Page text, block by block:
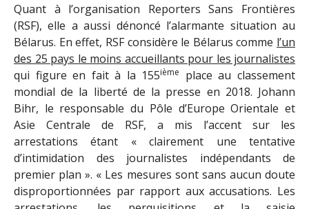
Quant à l’organisation Reporters Sans Frontières
(RSF), elle a aussi dénoncé l’alarmante situation au
Bélarus. En effet, RSF considère le Bélarus comme l’un
des 25 pays le moins accueillants pour les journalistes
qui figure en fait à la 155ième
place au classement
mondial de la liberté de la presse en 2018. Johann
Bihr, le responsable du Pôle d’Europe Orientale et
Asie Centrale de RSF, a mis l’accent sur les
arrestations étant « clairement une tentative
d’intimidation des journalistes indépendants de
premier plan ». « Les mesures sont sans aucun doute
disproportionnées par rapport aux accusations. Les